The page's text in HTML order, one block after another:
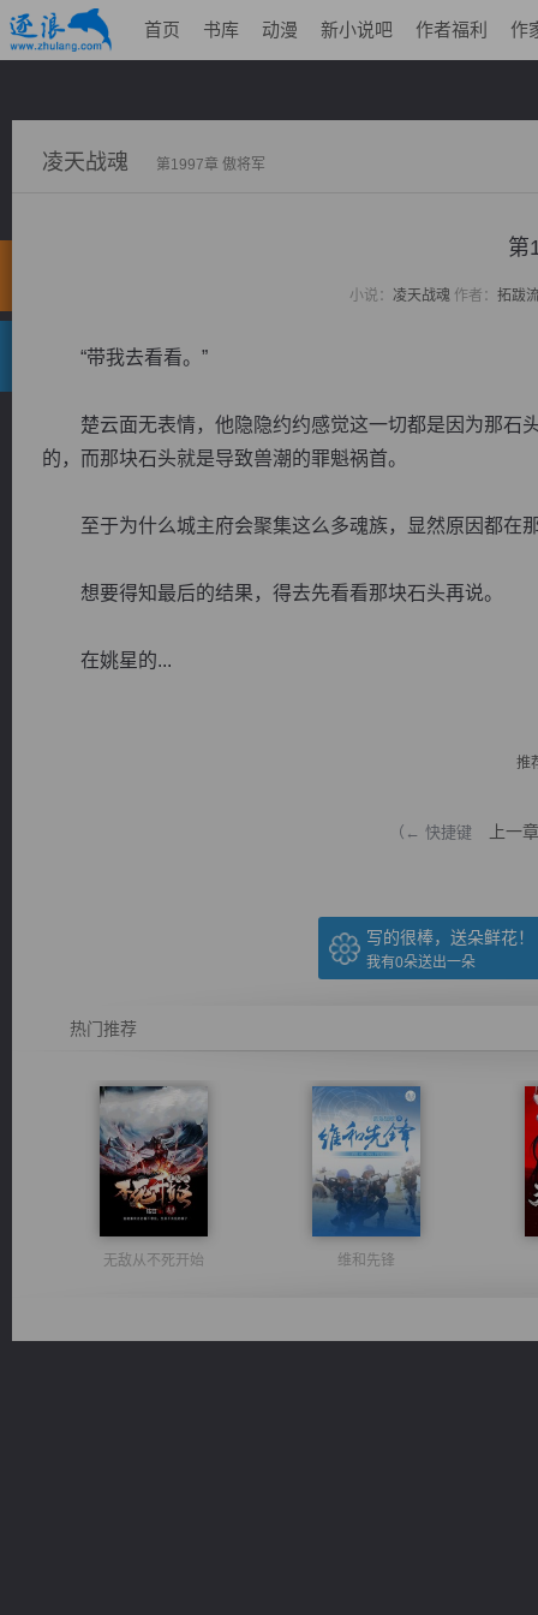
首页 书库 动漫 新小说吧 作者福利 作
凌天战魂 第1997章 傲将军
第
小说： 凌天战魂作者： 拓跋
“带我去看看。”
楚云面无表情，他隐隐约约感觉这一切都是因为那石
的，而那块石头就是导致兽潮的罪魁祸首。
至于为什么城主府会聚集这么多魂族，显然原因都在
想要得知最后的结果，得去先看看那块石头再说。
在姚星的...
推
（← 快捷键 上一章
写的很棒，送朵鲜花！
我有0朵送出一朵
热门推荐
无敌从不死开始 维和先锋